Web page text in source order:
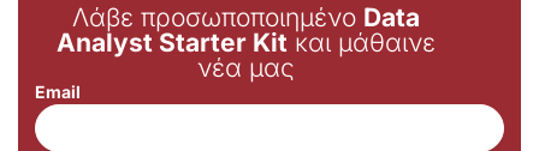
Λάβε προσωποποιημένο Data
Analyst Starter Kit και μάθαινε
νέα μας
Email